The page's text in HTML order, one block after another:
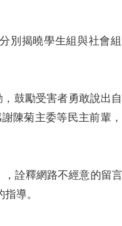
別揭曉學生組與社會組
鼓勵受害者勇敢說出
陳菊主委等民主前輩
詮釋網路不經意的留
導。